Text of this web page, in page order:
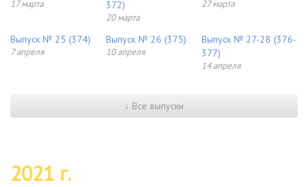
17 марта
372)
20 марта
27 марта
Выпуск № 25 (374)
7 апреля
Выпуск № 26 (375)
10 апреля
Выпуск № 27-28 (376-
377)
14 апреля
↓ Все выпуски
2021 г.